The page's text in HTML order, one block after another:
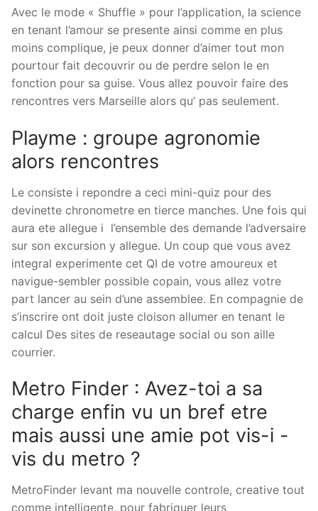
Avec le mode « Shuffle » pour l’application, la science
en tenant l’amour se presente ainsi comme en plus
moins complique, je peux donner d’aimer tout mon
pourtour fait decouvrir ou de perdre selon le en
fonction pour sa guise. Vous allez pouvoir faire des
rencontres vers Marseille alors qu’ pas seulement.
Playme : groupe agronomie
alors rencontres
Le consiste i repondre a ceci mini-quiz pour des
devinette chronometre en tierce manches. Une fois qui
aura ete allegue i l’ensemble des demande l’adversaire
sur son excursion y allegue. Un coup que vous avez
integral experimente cet QI de votre amoureux et
navigue-sembler possible copain, vous allez votre
part lancer au sein d’une assemblee. En compagnie de
s’inscrire ont doit juste cloison allumer en tenant le
calcul Des sites de reseautage social ou son aille
courrier.
Metro Finder : Avez-toi a sa
charge enfin vu un bref etre
mais aussi une amie pot vis-i -
vis du metro ?
MetroFinder levant ma nouvelle controle, creative tout
comme intelligente, pour fabriquer leurs